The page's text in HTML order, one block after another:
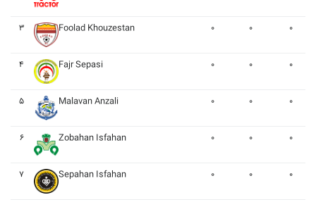
۳ Foolad Khouzestan ۰ ۰ ۰
۴ Fajr Sepasi ۰ ۰ ۰
۵ Malavan Anzali ۰ ۰ ۰
۶ Zobahan Isfahan ۰ ۰ ۰
۷ Sepahan Isfahan ۰ ۰ ۰